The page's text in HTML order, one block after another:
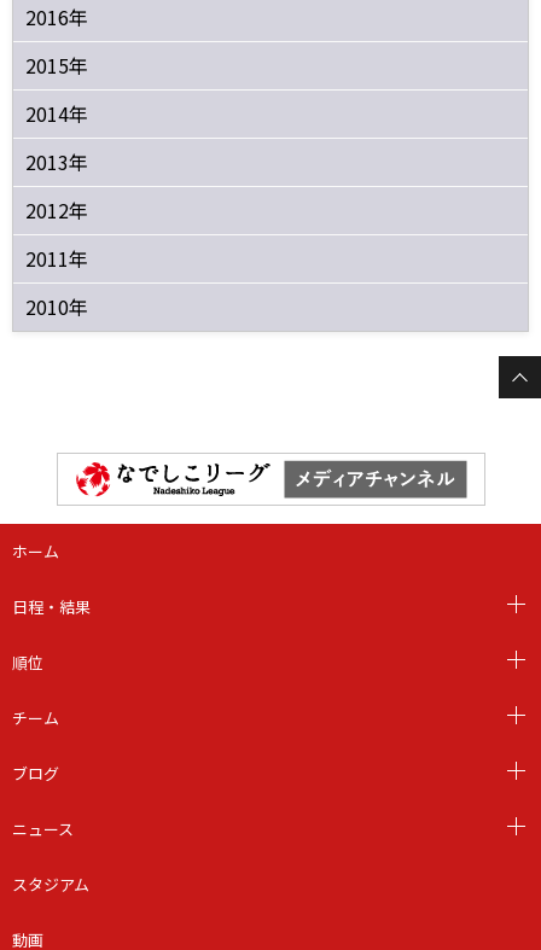
2016年
2015年
2014年
2013年
2012年
2011年
2010年
ホーム
日程・結果
順位
チーム
ブログ
ニュース
スタジアム
動画